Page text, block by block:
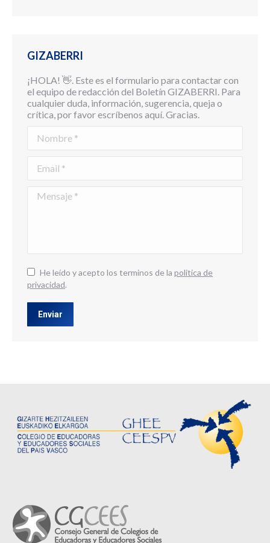
GIZABERRI
¡HOLA! 👋. Este es el formulario para contactar con
el equipo de redacción del Boletín GIZABERRI. Para
cualquier duda, información, sugerencia, queja o
crítica, por favor escríbenos aquí. Gracias.
Mensaje *
He leído y acepto los terminos de la politica de
privacidad.
Enviar